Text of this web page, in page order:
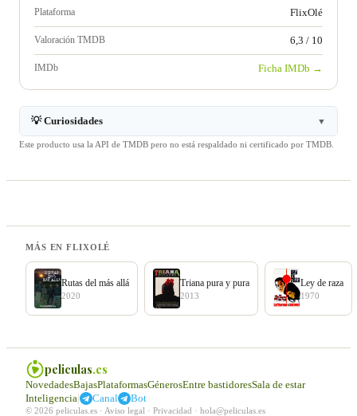
Plataforma FlixOlé
Valoración TMDB 6,3 / 10
IMDb Ficha IMDb →
💡 Curiosidades ▼
Este producto usa la API de TMDB pero no está respaldado ni certificado por TMDB.
MÁS EN FLIXOLÉ
Rutas del más allá
2020
Triana pura y pura
2013
Ley de raza
1970
peliculas.es
NovedadesBajasPlataformasGénerosEntre bastidoresSala de estar
Inteligencia| Canal Bot
© 2026 peliculas.es · Aviso legal · Privacidad · hola@peliculas.es